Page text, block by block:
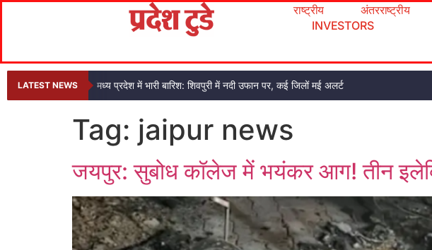
राष्ट्रीय अंतरराष्ट्रीय
INVESTORS
LATEST NEWS मध्य प्रदेश में भारी बारिश: शिवपुरी में नदी उफान पर, कई जिलों मई अलर्ट
Tag: jaipur news
जयपुर: सुबोध कॉलेज में भयंकर आग! तीन